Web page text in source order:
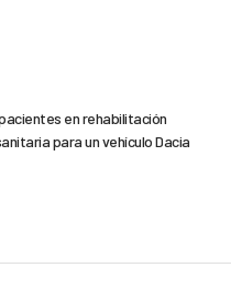
en rehabilitación
para un vehículo Dacia